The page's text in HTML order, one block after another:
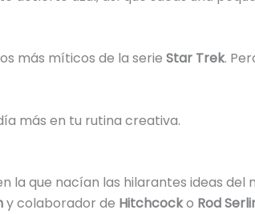
más míticos de la serie Star Trek.
más en tu rutina creativa.
la que nacían las hilarantes ideas del
y colaborador de Hitchcocko Rod